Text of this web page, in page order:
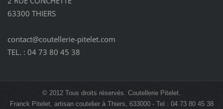
63300 THIERS
contact@coutellerie-pitelet.com
TEL. : 04 73 80 45 38
© 2012 Tous droits réservés. Coutellerie Pitelet.
Franck Pitelet, artisan coutelier à Thiers, 633000 - Tel : 04 73 80 45 38